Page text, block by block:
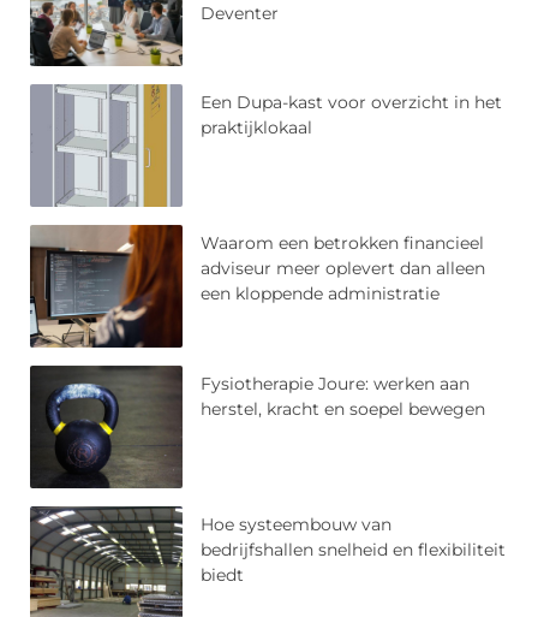
Deventer
Een Dupa-kast voor overzicht in het
praktijklokaal
Waarom een betrokken financieel
adviseur meer oplevert dan alleen
een kloppende administratie
Fysiotherapie Joure: werken aan
herstel, kracht en soepel bewegen
Hoe systeembouw van
bedrijfshallen snelheid en flexibiliteit
biedt